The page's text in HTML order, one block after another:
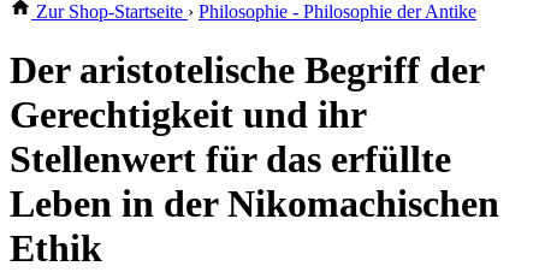
Zur Shop-Startseite › Philosophie - Philosophie der Antike
Der aristotelische Begriff der
Gerechtigkeit und ihr
Stellenwert für das erfüllte
Leben in der Nikomachischen
Ethik